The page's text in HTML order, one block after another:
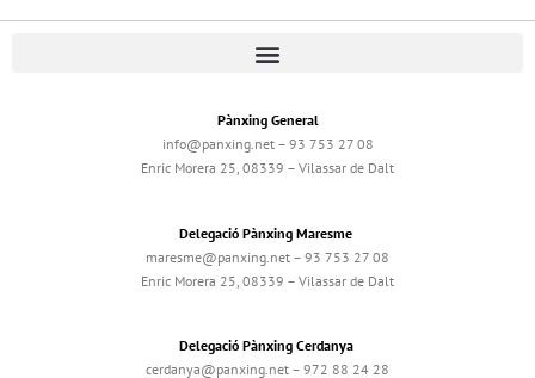
Pànxing General
info@panxing.net – 93 753 27 08
Enric Morera 25, 08339 – Vilassar de Dalt
Delegació Pànxing Maresme
maresme@panxing.net – 93 753 27 08
Enric Morera 25, 08339 – Vilassar de Dalt
Delegació Pànxing Cerdanya
cerdanya@panxing.net – 972 88 24 28